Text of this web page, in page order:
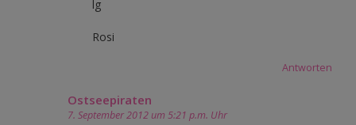
lg
Rosi
Antworten
Ostseepiraten
7. September 2012 um 5:21 p.m. Uhr